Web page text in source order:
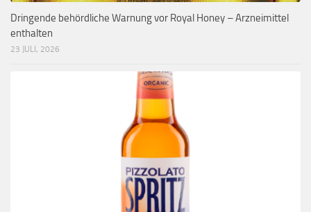
Dringende behördliche Warnung vor Royal Honey – Arzneimittel
enthalten
23 JULI, 2026